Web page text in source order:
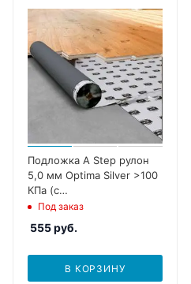
Подложка A Step рулон
5,0 мм Optima Silver >100
КПа (с
пароизол.,оверлапом)
Под заказ
555руб.
В КОРЗИНУ